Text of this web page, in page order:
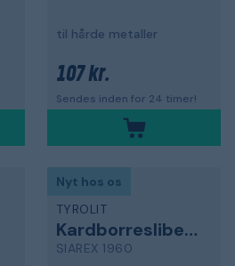
til hårde metaller
107 kr.
Sendes inden for 24 timer!
Nyt hos os
TYROLIT
Kardborresliberondel
SIAREX 1960